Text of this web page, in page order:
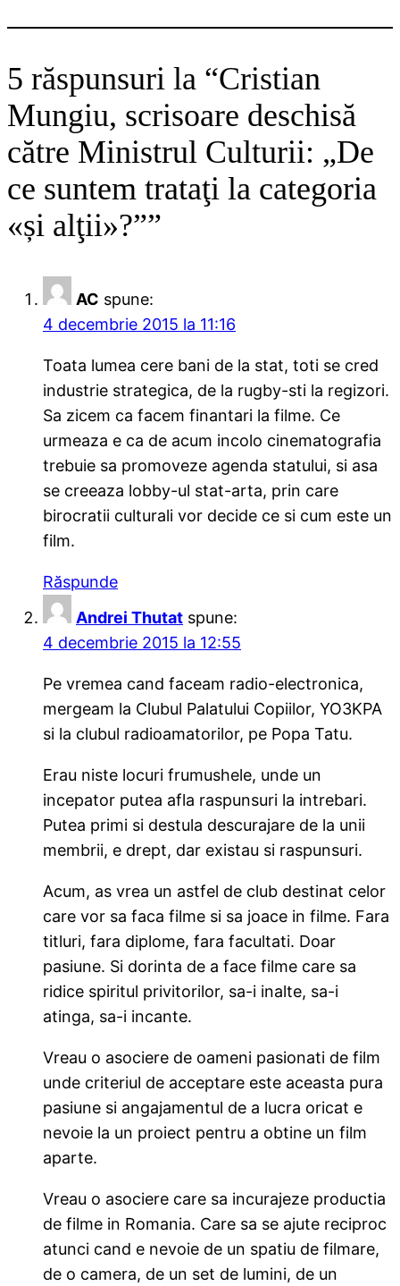
5 răspunsuri la “Cristian
Mungiu, scrisoare deschisă
către Ministrul Culturii: „De
ce suntem trataţi la categoria
«și alţii»?””
AC spune:
4 decembrie 2015 la 11:16
Toata lumea cere bani de la stat, toti se cred
industrie strategica, de la rugby-sti la regizori.
Sa zicem ca facem finantari la filme. Ce
urmeaza e ca de acum incolo cinematografia
trebuie sa promoveze agenda statului, si asa
se creeaza lobby-ul stat-arta, prin care
birocratii culturali vor decide ce si cum este un
film.
Răspunde
Andrei Thutat spune:
4 decembrie 2015 la 12:55
Pe vremea cand faceam radio-electronica,
mergeam la Clubul Palatului Copiilor, YO3KPA
si la clubul radioamatorilor, pe Popa Tatu.
Erau niste locuri frumushele, unde un
incepator putea afla raspunsuri la intrebari.
Putea primi si destula descurajare de la unii
membrii, e drept, dar existau si raspunsuri.
Acum, as vrea un astfel de club destinat celor
care vor sa faca filme si sa joace in filme. Fara
titluri, fara diplome, fara facultati. Doar
pasiune. Si dorinta de a face filme care sa
ridice spiritul privitorilor, sa-i inalte, sa-i
atinga, sa-i incante.
Vreau o asociere de oameni pasionati de film
unde criteriul de acceptare este aceasta pura
pasiune si angajamentul de a lucra oricat e
nevoie la un proiect pentru a obtine un film
aparte.
Vreau o asociere care sa incurajeze productia
de filme in Romania. Care sa se ajute reciproc
atunci cand e nevoie de un spatiu de filmare,
de o camera, de un set de lumini, de un